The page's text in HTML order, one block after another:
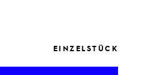
EINZELSTÜCK